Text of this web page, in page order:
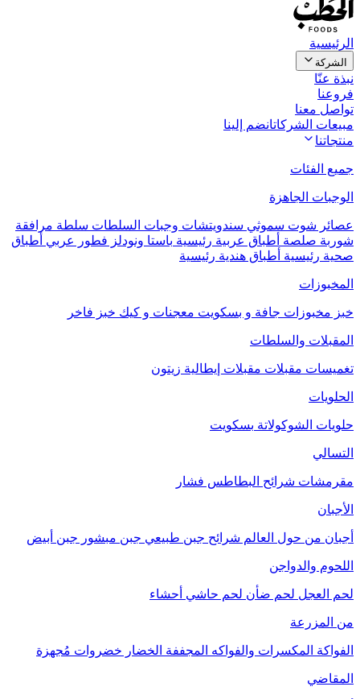
الرئيسية
الشركة
نبذة عنّا
فروعنا
تواصل معنا
مبيعات الشركاتانضم إلينا
منتجاتنا
جميع الفئات
الوجبات الجاهزة
عصائر شوت سموثي سندويتشات وجبات السلطات سلطة مرافقة
شوربة صلصة أطباق عربية رئيسية باستا ونودلز فطور عربي أطباق
صحية رئيسية أطباق هندية رئيسية
المخبوزات
خبز مخبوزات جافة و بسكويت معجنات و كيك خبز فاخر
المقبلات والسلطات
تغميسات مقبلات مقبلات إيطالية زيتون
الحلويات
حلويات الشوكولاتة بسكويت
التسالي
مقرمشات شرائح البطاطس فشار
الأجبان
أجبان من حول العالم شرائح جبن طبيعي جبن مبشور جبن أبيض
اللحوم والدواجن
لحم العجل لحم ضأن لحم حاشي أحشاء
من المزرعة
الفواكة المكسرات والفواكه المجففة الخضار خضروات مُجهزة
المقاضي